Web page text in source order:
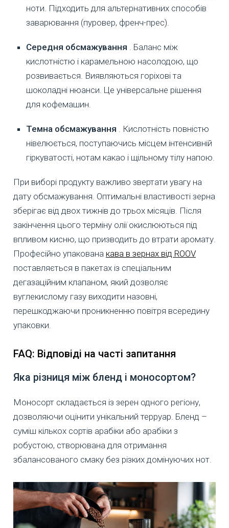
ноти. Підходить для альтернативних способів
заварювання (пуровер, френч-прес).
Середня обсмажування . Баланс між
кислотністю і карамельною насолодою, що
розвивається. Виявляються горіхові та
шоколадні нюанси. Це універсальне рішення
для кофемашин.
Темна обсмажування . Кислотність повністю
нівелюється, поступаючись місцем інтенсивній
гіркуватості, нотам какао і щільному тілу напою.
При виборі продукту важливо звертати увагу на
дату обсмажування. Оптимальні властивості зерна
зберігає від двох тижнів до трьох місяців. Після
закінчення цього терміну олії окислюються під
впливом кисню, що призводить до втрати аромату.
Професійно упакована кава в зернах від ROOV
поставляється в пакетах із спеціальним
дегазаційним клапаном, який дозволяє
вуглекислому газу виходити назовні,
перешкоджаючи проникненню повітря всередину
упаковки.
FAQ: Відповіді на часті запитання
Яка різниця між бленд і моносортом?
Моносорт складається із зерен одного регіону,
дозволяючи оцінити унікальний терруар. Бленд –
суміш кількох сортів арабіки або арабіки з
робустою, створювана для отримання
збалансованого смаку без різких домінуючих нот.